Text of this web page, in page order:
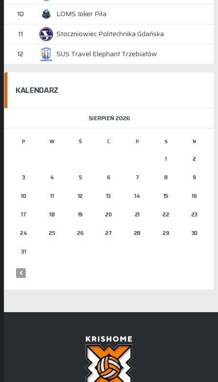
10 LOMS Joker Piła
11 Stoczniowiec Politechnika Gdańska
12 SUS Travel Elephant Trzebiatów
KALENDARZ
SIERPIEŃ 2026
P W Ś C P S N
1 2
3 4 5 6 7 8 9
10 11 12 13 14 15 16
17 18 19 20 21 22 23
24 25 26 27 28 29 30
31